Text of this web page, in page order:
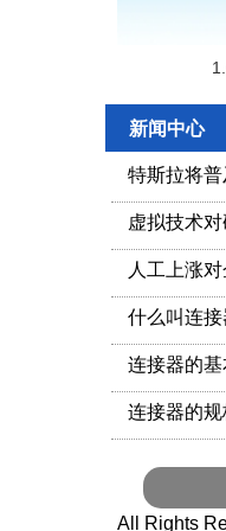
新闻中心
特斯拉将
虚拟技术
人工上涨
什么叫连接
连接器的
连接器的规
All Rights